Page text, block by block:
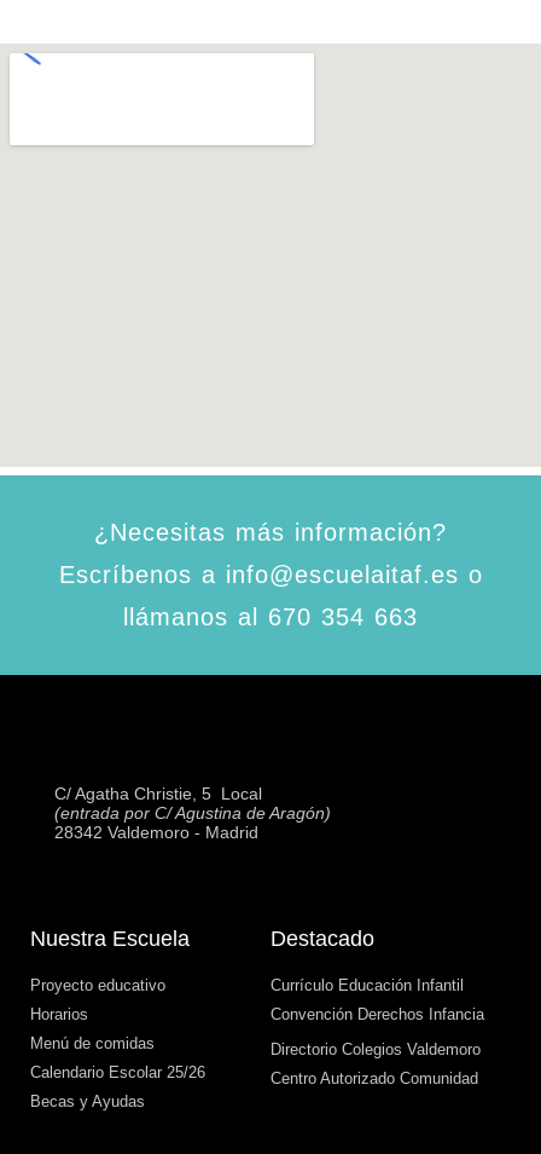
¿Necesitas más información?
Escríbenos a info@escuelaitaf.es o
llámanos al 670 354 663
C/ Agatha Christie, 5  Local
(entrada por C/ Agustina de Aragón)
28342 Valdemoro - Madrid
Nuestra Escuela
Proyecto educativo
Horarios
Menú de comidas
Calendario Escolar 25/26
Becas y Ayudas
Destacado
Currículo Educación Infantil
Convención Derechos Infancia
Directorio Colegios Valdemoro
Centro Autorizado Comunidad